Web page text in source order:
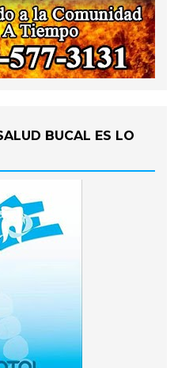
BUCAL ES LO